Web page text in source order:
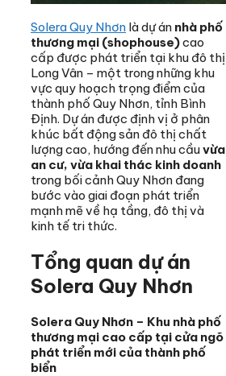
Solera Quy Nhơn là dự án nhà phố
thương mại (shophouse)cao
cấp được phát triển tại khu đô thị
Long Vân – một trong những khu
vực quy hoạch trọng điểm của
thành phố Quy Nhơn, tỉnh Bình
Định. Dự án được định vị ở phân
khúc bất động sản đô thị chất
lượng cao, hướng đến nhu cầuvừa
an cư, vừa khai thác kinh doanh
trong bối cảnh Quy Nhơn đang
bước vào giai đoạn phát triển
mạnh mẽ về hạ tầng, đô thị và
kinh tế tri thức.
Tổng quan dự án
Solera Quy Nhơn
Solera Quy Nhơn – Khu nhà phố
thương mại cao cấp tại cửa ngõ
phát triển mới của thành phố
biển